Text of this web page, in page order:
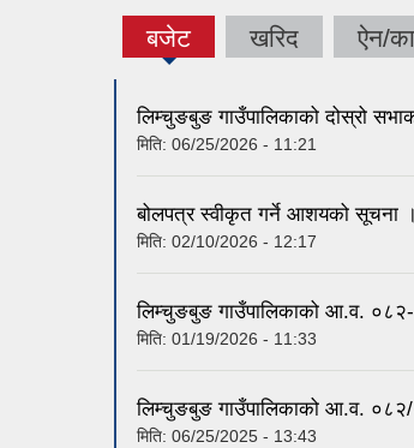
बजेट
(active
खरिद ऐन/
लिम्चुङबुङ गाउँपालिकाको दोस्रो
मिति: 06/25/2026 - 11:21
बोलपत्र स्वीकृत गर्ने आशयको सूचना ।
मिति: 02/10/2026 - 12:17
लिम्चुङबुङ गाउँपालिकाको आ.व.
मिति: 01/19/2026 - 11:33
लिम्चुङबुङ गाउँपालिकाको आ.व.
मिति: 06/25/2025 - 13:43